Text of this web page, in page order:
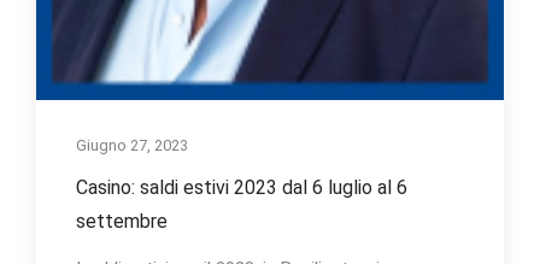
Giugno 27, 2023
Casino: saldi estivi 2023 dal 6 luglio al 6
settembre